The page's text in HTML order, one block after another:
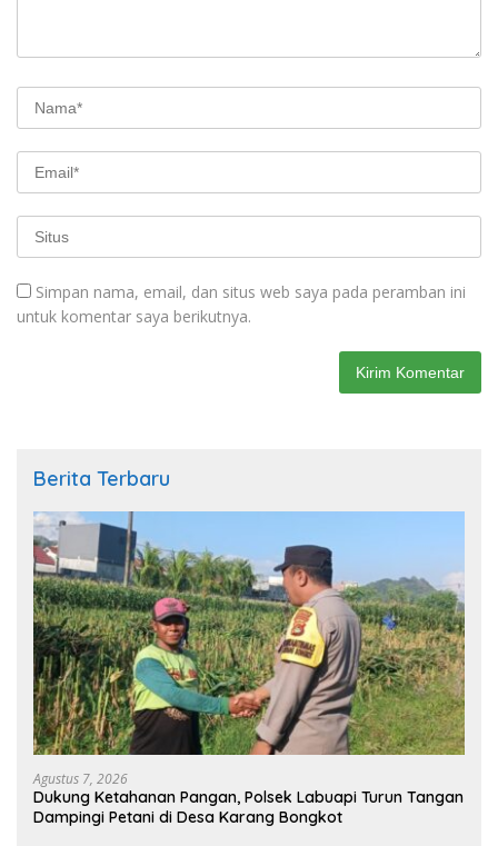
Simpan nama, email, dan situs web saya pada peramban ini
untuk komentar saya berikutnya.
Berita Terbaru
Agustus 7, 2026
Dukung Ketahanan Pangan, Polsek Labuapi Turun Tangan
Dampingi Petani di Desa Karang Bongkot